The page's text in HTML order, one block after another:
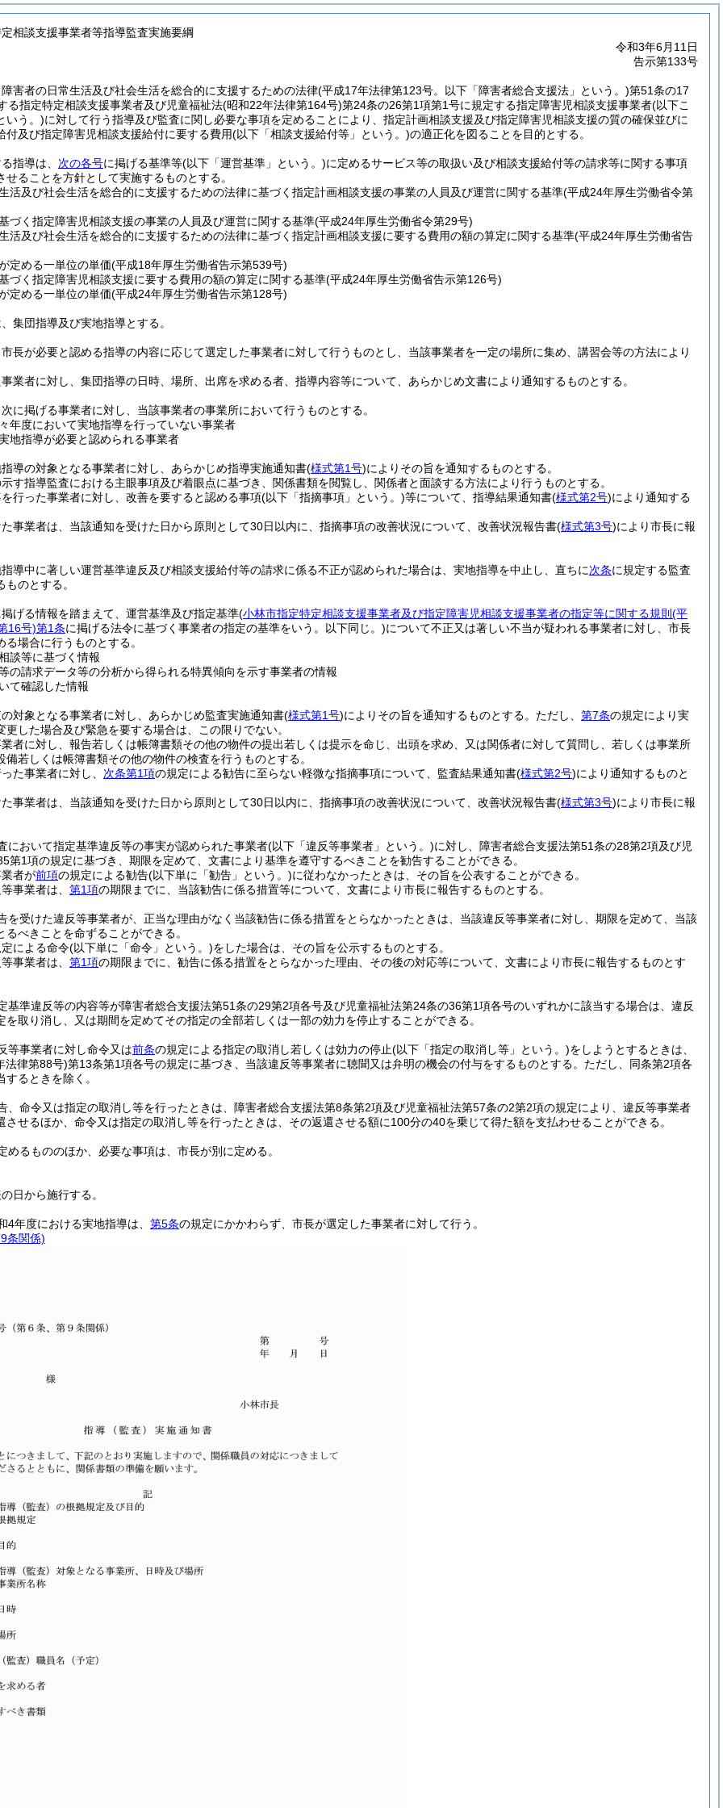
相談支援事業者等指導監査実施要綱
令和3年6月11日
告示第133号
害者の日常生活及び社会生活を総合的に支援するための法律(平成17年法律第123号。以下「障害者総合支援法」という。)第51条の17
る指定特定相談支援事業者及び児童福祉法(昭和22年法律第164号)第24条の26第1項第1号に規定する指定障害児相談支援事業者(以下こ
いう。)に対して行う指導及び監査に関し必要な事項を定めることにより、指定計画相談支援及び指定障害児相談支援の質の確保並びに
付及び指定障害児相談支援給付に要する費用(以下「相談支援給付等」という。)の適正化を図ることを目的とする。
指導は、 次の各号に掲げる基準等(以下「運営基準」という。)に定めるサービス等の取扱い及び相談支援給付等の請求等に関する事項
せることを方針として実施するものとする。
活及び社会生活を総合的に支援するための法律に基づく指定計画相談支援の事業の人員及び運営に関する基準(平成24年厚生労働省令第
づく指定障害児相談支援の事業の人員及び運営に関する基準(平成24年厚生労働省令第29号)
活及び社会生活を総合的に支援するための法律に基づく指定計画相談支援に要する費用の額の算定に関する基準(平成24年厚生労働省告
定める一単位の単価(平成18年厚生労働省告示第539号)
づく指定障害児相談支援に要する費用の額の算定に関する基準(平成24年厚生労働省告示第126号)
定める一単位の単価(平成24年厚生労働省告示第128号)
集団指導及び実地指導とする。
長が必要と認める指導の内容に応じて選定した事業者に対して行うものとし、当該事業者を一定の場所に集め、講習会等の方法により
業者に対し、集団指導の日時、場所、出席を求める者、指導内容等について、あらかじめ文書により通知するものとする。
に掲げる事業者に対し、当該事業者の事業所において行うものとする。
年度において実地指導を行っていない事業者
地指導が必要と認められる事業者
導の対象となる事業者に対し、あらかじめ指導実施通知書(様式第1号)によりその旨を通知するものとする。
す指導監査における主眼事項及び着眼点に基づき、関係書類を閲覧し、関係者と面談する方法により行うものとする。
行った事業者に対し、改善を要すると認める事項(以下「指摘事項」という。)等について、指導結果通知書(様式第2号)により通知する
事業者は、当該通知を受けた日から原則として30日以内に、指摘事項の改善状況について、改善状況報告書(様式第3号)により市長に報
導中に著しい運営基準違反及び相談支援給付等の請求に係る不正が認められた場合は、実地指導を中止し、直ちに次条に規定する監査
のとする。
げる情報を踏まえて、運営基準及び指定基準(小林市指定特定相談支援事業者及び指定障害児相談支援事業者の指定等に関する規則 (平
16号)第1条に掲げる法令に基づく事業者の指定の基準をいう。以下同じ。)について不正又は著しい不当が疑われる事業者に対し、市長
場合に行うものとする。
談等に基づく情報
の請求データ等の分析から得られる特異傾向を示す事業者の情報
て確認した情報
対象となる事業者に対し、あらかじめ監査実施通知書(様式第1号)によりその旨を通知するものとする。 ただし、 第7条の規定により実
更した場合及び緊急を要する場合は、この限りでない。
者に対し、報告若しくは帳簿書類その他の物件の提出若しくは提示を命じ、出頭を求め、又は関係者に対して質問し、若しくは事業所
備若しくは帳簿書類その他の物件の検査を行うものとする。
た事業者に対し、 次条第1項の規定による勧告に至らない軽微な指摘事項について、監査結果通知書(様式第2号)により通知するものと
事業者は、当該通知を受けた日から原則として30日以内に、指摘事項の改善状況について、改善状況報告書(様式第3号)により市長に報
において指定基準違反等の事実が認められた事業者(以下「違反等事業者」という。)に対し、障害者総合支援法第51条の28第2項及び児
第1項の規定に基づき、期限を定めて、文書により基準を遵守するべきことを勧告することができる。
者が前項の規定による勧告(以下単に「勧告」という。)に従わなかったときは、その旨を公表することができる。
事業者は、 第1項の期限までに、当該勧告に係る措置等について、文書により市長に報告するものとする。
を受けた違反等事業者が、正当な理由がなく当該勧告に係る措置をとらなかったときは、当該違反等事業者に対し、期限を定めて、当該
べきことを命ずることができる。
による命令(以下単に「命令」という。)をした場合は、その旨を公示するものとする。
事業者は、 第1項の期限までに、勧告に係る措置をとらなかった理由、その後の対応等について、文書により市長に報告するものとす
基準違反等の内容等が障害者総合支援法第51条の29第2項各号及び児童福祉法第24条の36第1項各号のいずれかに該当する場合は、違反
を取り消し、又は期間を定めてその指定の全部若しくは一部の効力を停止することができる。
等事業者に対し命令又は前条の規定による指定の取消し若しくは効力の停止(以下「指定の取消し等」という。)をしようとするときは、
法律第88号)第13条第1項各号の規定に基づき、当該違反等事業者に聴聞又は弁明の機会の付与をするものとする。 ただし、同条第2項各
るときを除く。
、命令又は指定の取消し等を行ったときは、障害者総合支援法第8条第2項及び児童福祉法第57条の2第2項の規定により、違反等事業者
させるほか、命令又は指定の取消し等を行ったときは、その返還させる額に100分の40を乗じて得た額を支払わせることができる。
めるもののほか、必要な事項は、市長が別に定める。
日から施行する。
4年度における実地指導は、 第5条の規定にかかわらず、市長が選定した事業者に対して行う。
条関係)